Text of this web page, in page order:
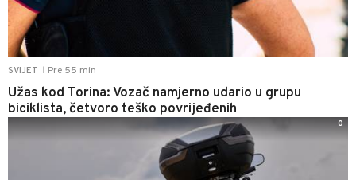
SVIJET Pre 55 min
Užas kod Torina: Vozač namjerno udario u grupu
biciklista, četvoro teško povrijeđenih
0